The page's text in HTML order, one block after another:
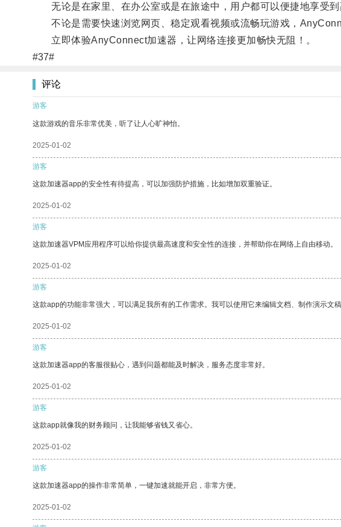
无论是在家里、在办公室或是在旅途中，用户都可以便捷地享受到
不论是需要快速浏览网页、稳定观看视频或流畅玩游戏，
立即体验AnyConnect加速器，让网络连接更加畅快无阻！。
#37#
评论
游客
这款游戏的音乐非常优美，听了让人心旷神怡。
2025-01-02
游客
这款加速器app的安全性有待提高，可以加强防护措施，比如增加双重验证。
2025-01-02
游客
这款加速器VPM应用程序可以给你提供最高速度和安全性的连接，并帮助你在网络上自由移动。
2025-01-02
游客
这款app的功能非常强大，可以满足我所有的工作需求。我可以使用它来编辑文档、制作演示文稿
2025-01-02
游客
这款加速器app的客服很贴心，遇到问题都能及时解决，服务态度非常好。
2025-01-02
游客
这款app就像我的财务顾问，让我能够省钱又省心。
2025-01-02
游客
这款加速器app的操作非常简单，一键加速就能开启，非常方便。
2025-01-02